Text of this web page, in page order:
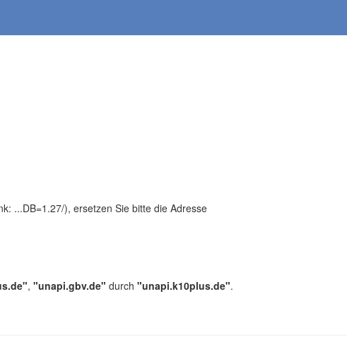
...DB=1.27/), ersetzen Sie bitte die Adresse
, "unapi.gbv.de" durch "unapi.k10plus.de".